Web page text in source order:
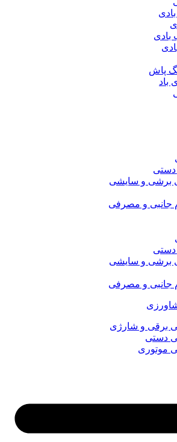
بادی
پاش
باد
دستی
برشی و سایشی
جانبی و مصرفی
دستی
برشی و سایشی
جانبی و مصرفی
برقی و شارژی
دستی
موتوری